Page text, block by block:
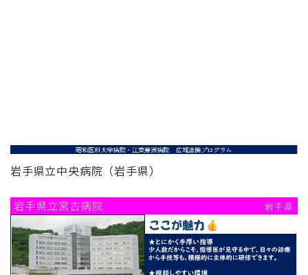
岩手県立中央病院（岩手県）